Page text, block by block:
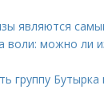
являются
воли: можно ли
группу Бутырка